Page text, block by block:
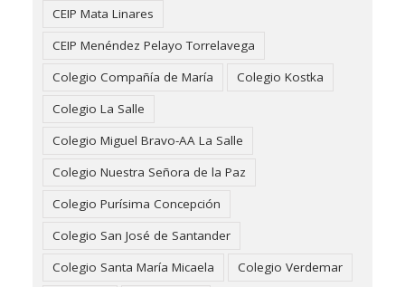
CEIP Mata Linares
CEIP Menéndez Pelayo Torrelavega
Colegio Compañía de María
Colegio Kostka
Colegio La Salle
Colegio Miguel Bravo-AA La Salle
Colegio Nuestra Señora de la Paz
Colegio Purísima Concepción
Colegio San José de Santander
Colegio Santa María Micaela
Colegio Verdemar